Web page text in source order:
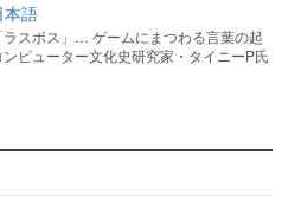
本語
ラスボス」… ゲームにまつわる言葉の起
ピューター文化史研究家・タイニーP氏